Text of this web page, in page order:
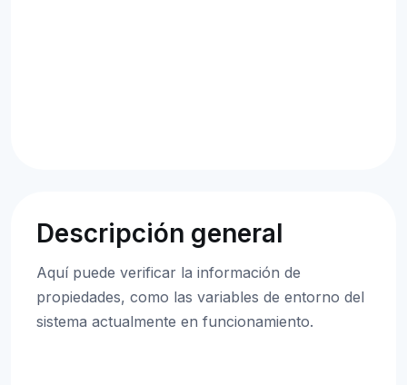
Descripción general
Aquí puede verificar la información de
propiedades, como las variables de entorno del
sistema actualmente en funcionamiento.